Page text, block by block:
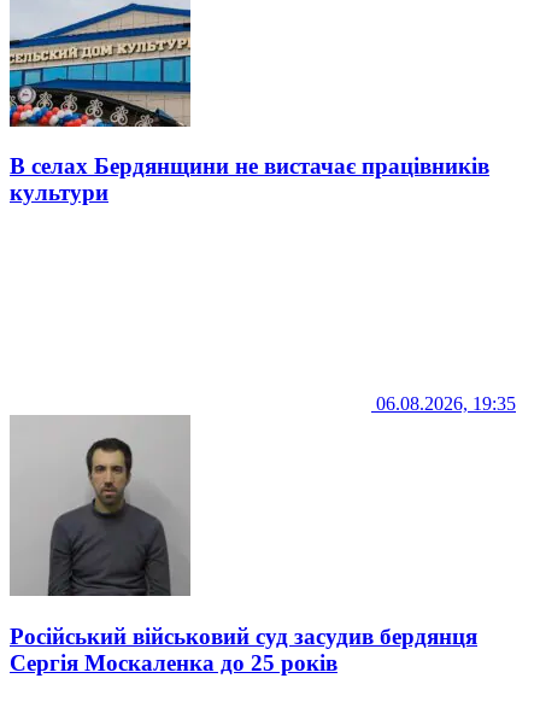
В селах Бердянщини не вистачає працівників
культури
06.08.2026, 19:35
Російський військовий суд засудив бердянця
Сергія Москаленка до 25 років